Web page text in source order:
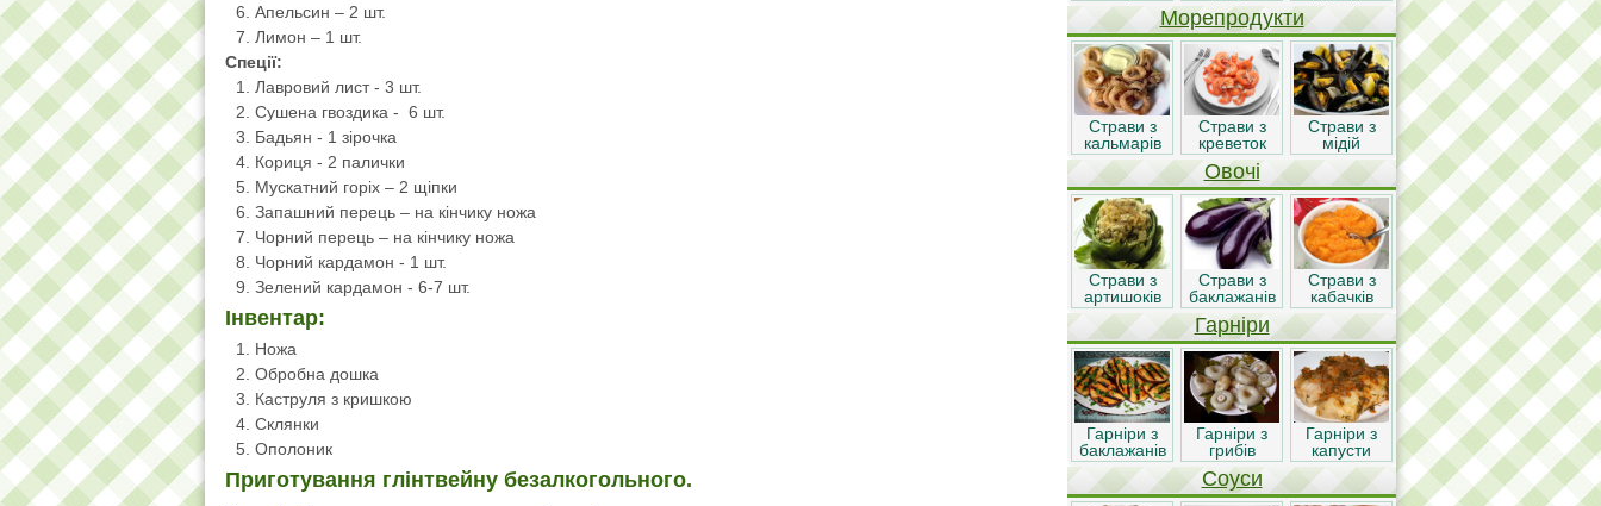
Апельсин – 2 шт.
Лимон – 1 шт.
Спеції:
Лавровий лист - 3 шт.
Сушена гвоздика - 6 шт.
Бадьян - 1 зірочка
Кориця - 2 палички
Мускатний горіх – 2 щіпки
Запашний перець – на кінчику ножа
Чорний перець – на кінчику ножа
Чорний кардамон - 1 шт.
Зелений кардамон - 6-7 шт.
Інвентар:
Ножа
Обробна дошка
Каструля з кришкою
Склянки
Ополоник
Приготування глінтвейну безалкогольного.
Морепродукти
Страви з
кальмарів
Страви з
креветок
Страви з
мідій
Овочі
Страви з
артишоків
Страви з
баклажанів
Страви з
кабачків
Гарніри
Гарніри з
баклажанів
Гарніри з
грибів
Гарніри з
капусти
Соуси